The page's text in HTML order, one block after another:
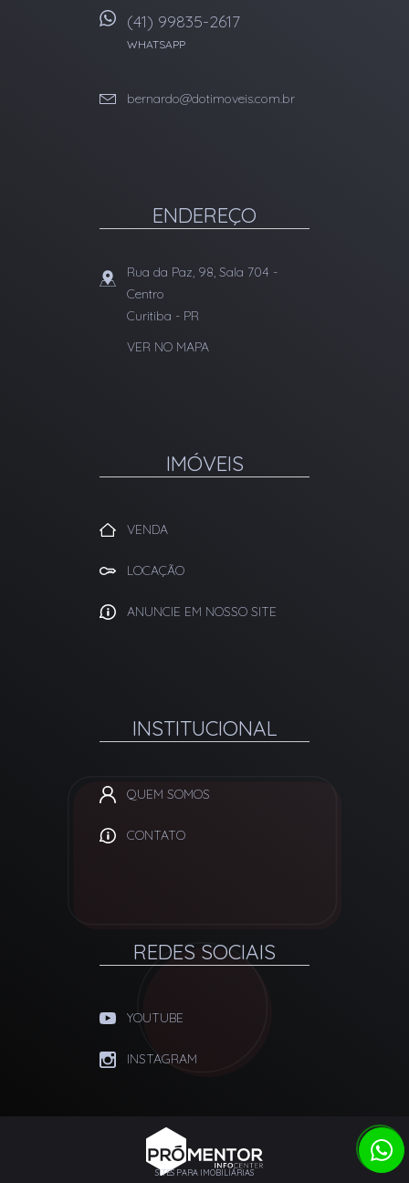
(41) 99835-2617
WHATSAPP
bernardo@dotimoveis.com.br
ENDEREÇO
Rua da Paz, 98, Sala 704 -
Centro
Curitiba - PR
VER NO MAPA
IMÓVEIS
VENDA
LOCAÇÃO
ANUNCIE EM NOSSO SITE
INSTITUCIONAL
QUEM SOMOS
CONTATO
REDES SOCIAIS
YOUTUBE
INSTAGRAM
SITES PARA IMOBILIÁRIAS